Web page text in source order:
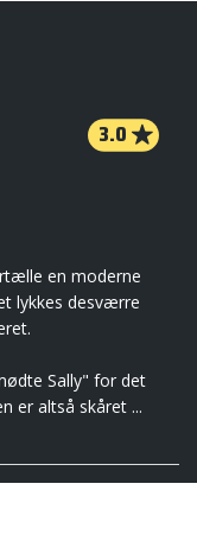
3.0
en moderne
lykkes desværre
Sally" for det
er altså skåret ...